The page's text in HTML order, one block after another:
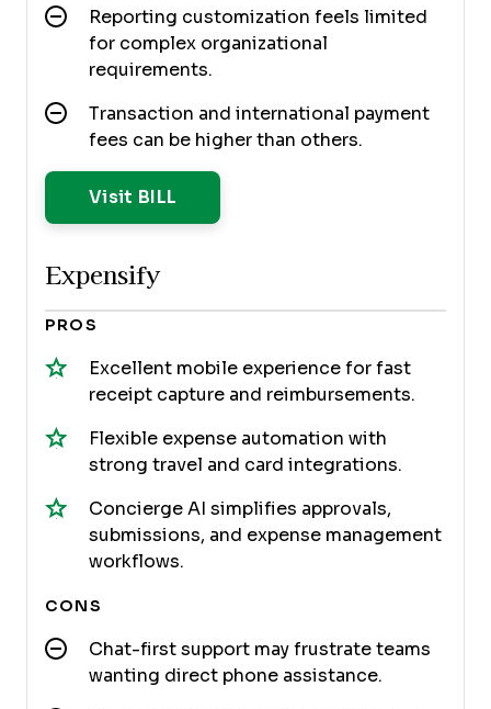
Reporting customization feels limited
for complex organizational
requirements.
Transaction and international payment
fees can be higher than others.
Visit BILL
Expensify
PROS
Excellent mobile experience for fast
receipt capture and reimbursements.
Flexible expense automation with
strong travel and card integrations.
Concierge AI simplifies approvals,
submissions, and expense management
workflows.
CONS
Chat-first support may frustrate teams
wanting direct phone assistance.